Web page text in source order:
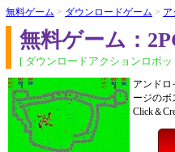
無料ゲーム > ダウンロードゲーム > ア
無料ゲーム：
[ ダウンロードアクションロボッ
アンドロ
ージの
Click＆